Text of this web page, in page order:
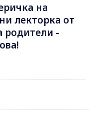
на
лекторка от
родители -